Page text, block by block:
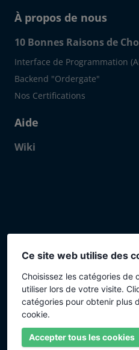
À propos de nous
10 Bonnes Raisons de
Interface de Programmation
Backend "Ordergate"
Nos Certifications
Aide
Wiki
Méthodes
Ce site web utilise des
Choisissez les catégories de
utiliser lors de votre visite.
catégories pour obtenir plus
cookie.
Accepter tous les cookies